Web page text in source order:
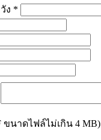
ง *
ขนาดไฟล์ไม่เกิน 4 MB)